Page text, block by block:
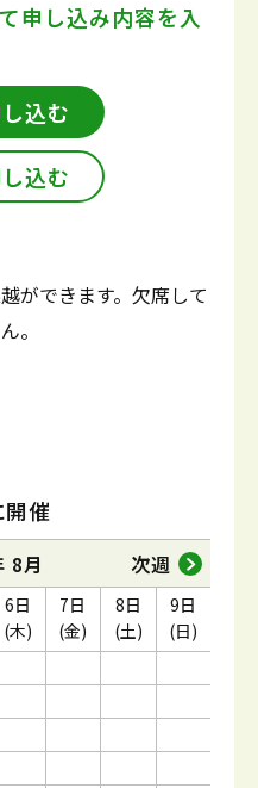
申し込み内容を入
込む
込む
ができます。欠席して
。
催
8月 次週
6日
(木)
7日
(金)
8日
(土)
9日
(日)